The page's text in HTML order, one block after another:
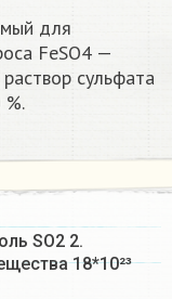
для
FeSO4 —
сульфата
SO2 2.
18*10²³